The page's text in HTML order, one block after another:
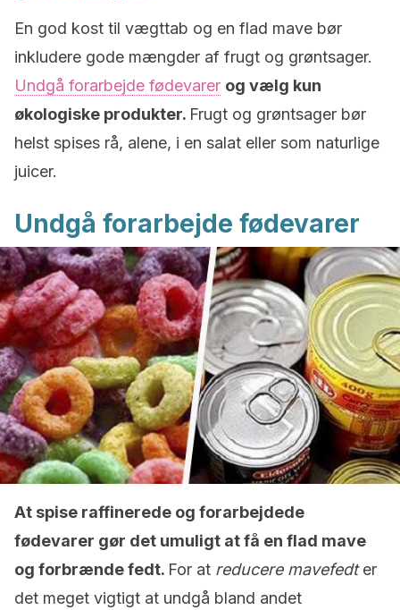
En god kost til vægttab og en flad mave bør
inkludere gode mængder af frugt og grøntsager.
Undgå forarbejde fødevarer og vælg kun
økologiske produkter. Frugt og grøntsager bør
helst spises rå, alene, i en salat eller som naturlige
juicer.
Undgå forarbejde fødevarer
At spise raffinerede og forarbejdede
fødevarer gør det umuligt at få en flad mave
og forbrænde fedt. For at reducere mavefedter
det meget vigtigt at undgå bland andet